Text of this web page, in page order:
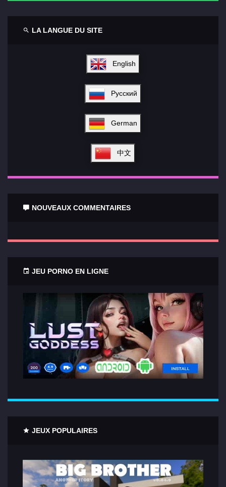
LA LANGUE DU SITE
English
Русский
German
中文
NOUVEAUX COMMENTAIRES
JEU PORNO EN LIGNE
JEUX POPULAIRES